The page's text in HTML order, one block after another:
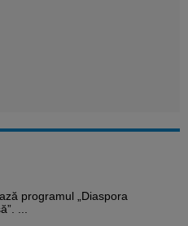
programul „Diaspora
...